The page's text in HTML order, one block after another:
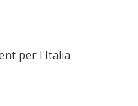
per l'Italia